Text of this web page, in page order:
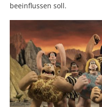
beeinflussen soll.